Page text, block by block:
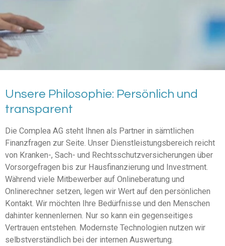
Unsere Philosophie: Persönlich und
transparent
Die Complea AG steht Ihnen als Partner in sämtlichen
Finanzfragen zur Seite. Unser Dienstleistungsbereich reicht
von Kranken-, Sach- und Rechtsschutzversicherungen über
Vorsorgefragen bis zur Hausfinanzierung und Investment.
Während viele Mitbewerber auf Onlineberatung und
Onlinerechner setzen, legen wir Wert auf den persönlichen
Kontakt. Wir möchten Ihre Bedürfnisse und den Menschen
dahinter kennenlernen. Nur so kann ein gegenseitiges
Vertrauen entstehen. Modernste Technologien nutzen wir
selbstverständlich bei der internen Auswertung.